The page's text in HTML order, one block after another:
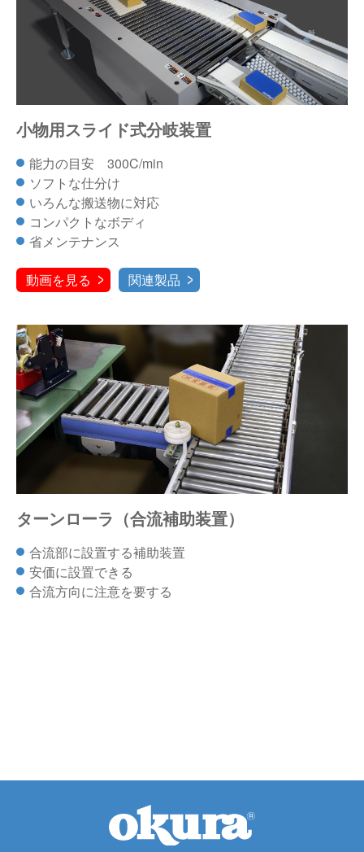
小物用スライド式分岐装置
能力の目安 300C/min
ソフトな仕分け
いろんな搬送物に対応
コンパクトなボディ
省メンテナンス
動画を見る 関連製品
ターンローラ（合流補助装置）
合流部に設置する補助装置
安価に設置できる
合流方向に注意を要する